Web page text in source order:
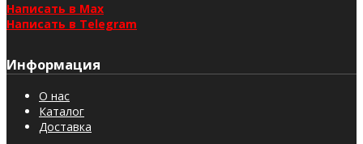
Написать в Max
Написать в Telegram
Информация
О нас
Каталог
Доставка